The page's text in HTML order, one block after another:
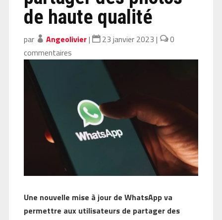
de haute qualité
par Angeolivier| 23 janvier 2023 |
0
commentaires
Une nouvelle mise à jour de WhatsApp va
permettre aux utilisateurs de partager des